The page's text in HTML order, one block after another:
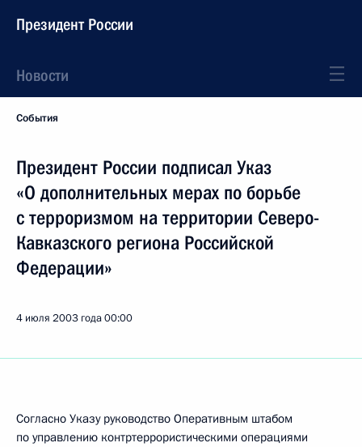
Президент России
Новости
События
Президент России подписал Указ
«О дополнительных мерах по борьбе
с терроризмом на территории Северо-
Кавказского региона Российской
Федерации»
4 июля 2003 года00:00
Согласно Указу руководство Оперативным штабом
по управлению контртеррористическими операциями